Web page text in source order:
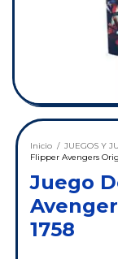
Inicio / JUEGOS Y
Flipper Avengers
Juego
1758